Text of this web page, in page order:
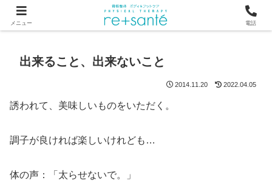
つらい首・肩こり・腰の痛みは、骨から見直す横浜市関内の整体
出来ること、出来ないこと
2014.11.20 2022.04.05
誘われて、美味しいものをいただく。
調子が良ければ楽しいけれども…
体の声：「太らせないで。」
メニュー 電話